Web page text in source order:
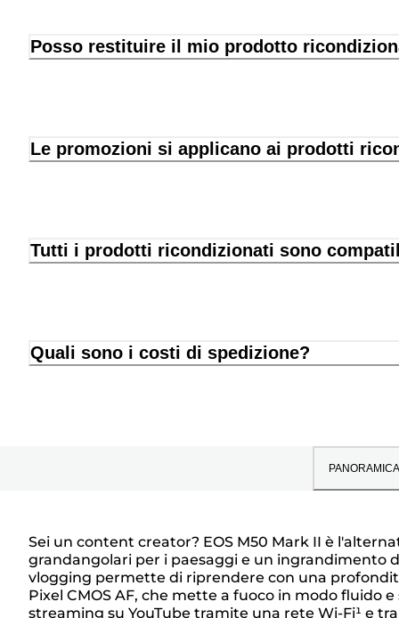
Posso restituire il mio prodotto
Le promozioni si applicano ai prodotti
Tutti i prodotti ricondizionati sono
Quali sono i costi di spedizione?
PANORAMICA
Panoramica
Sei un content creator? EOS M50 Mark II è
grandangolari per i paesaggi e un ingrandimento
vlogging permette di riprendere con una
Pixel CMOS AF, che mette a fuoco in modo fluido
streaming su YouTube tramite una rete Wi-Fi¹ e